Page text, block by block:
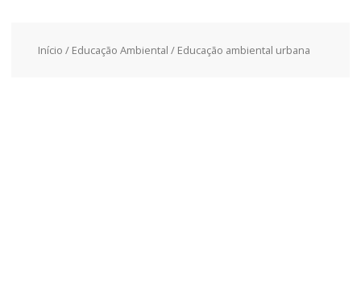
Início / Educação Ambiental / Educação ambiental urbana